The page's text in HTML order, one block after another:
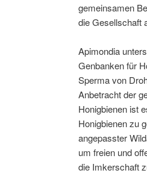
gemeinsamen
die Gesellschaft
Apimondia
Genbanken für
Sperma von
Anbetracht der
Honigbienen ist
Honigbienen zu
angepasster
um freien und
die Imkerschaft